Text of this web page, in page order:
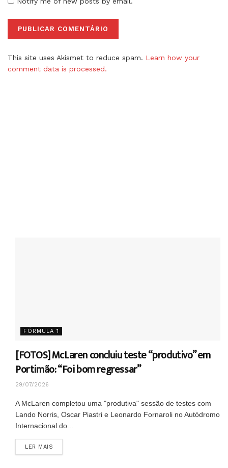
This site uses Akismet to reduce spam. Learn how your
comment data is processed.
FÓRMULA 1
[FOTOS] McLaren concluiu teste “produtivo” em
Portimão: “Foi bom regressar”
29/07/2026
A McLaren completou uma "produtiva" sessão de testes com
Lando Norris, Oscar Piastri e Leonardo Fornaroli no Autódromo
Internacional do...
LER MAIS